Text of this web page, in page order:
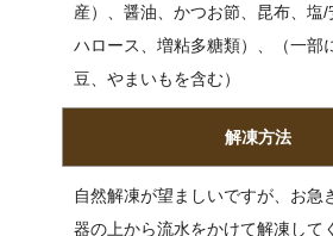
産）、醤油、かつお節、昆布、塩/
ハロース、増粘多糖類）、（一部
豆、やまいもを含む）
解凍方法
自然解凍が望ましいですが、お急
器の上から流水をかけて解凍して